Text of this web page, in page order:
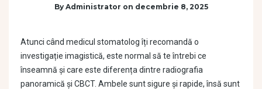
By Administrator on decembrie 8, 2025
Atunci când medicul stomatolog îți recomandă o
investigație imagistică, este normal să te întrebi ce
înseamnă și care este diferența dintre radiografia
panoramică și CBCT. Ambele sunt sigure și rapide, însă sunt